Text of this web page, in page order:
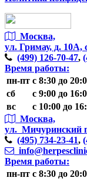
Москва,
ул. Гримау, д. 10А,
(499) 126-70-47,
Время работы:
пн-пт с 8:30 до
сб
с 9:00 до
вс
с 10:00 до
Москва,
ул. Мичуринский
(495) 734-23-41,
Время работы:
пн-пт с 8:30 до